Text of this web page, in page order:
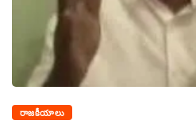
రాజకీయాలు